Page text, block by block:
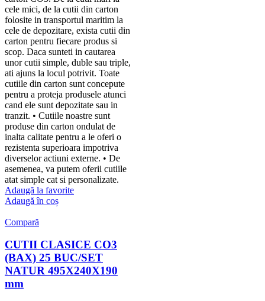
cele mici, de la cutii din carton
folosite in transportul maritim la
cele de depozitare, exista cutii din
carton pentru fiecare produs si
scop. Daca sunteti in cautarea
unor cutii simple, duble sau triple,
ati ajuns la locul potrivit. Toate
cutiile din carton sunt concepute
pentru a proteja produsele atunci
cand ele sunt depozitate sau in
tranzit. • Cutiile noastre sunt
produse din carton ondulat de
inalta calitate pentru a le oferi o
rezistenta superioara impotriva
diverselor actiuni externe. • De
asemenea, va putem oferii cutiile
atat simple cat si personalizate.
Adaugă la favorite
Adaugă în coș
Compară
CUTII CLASICE CO3
(BAX) 25 BUC/SET
NATUR 495X240X190
mm